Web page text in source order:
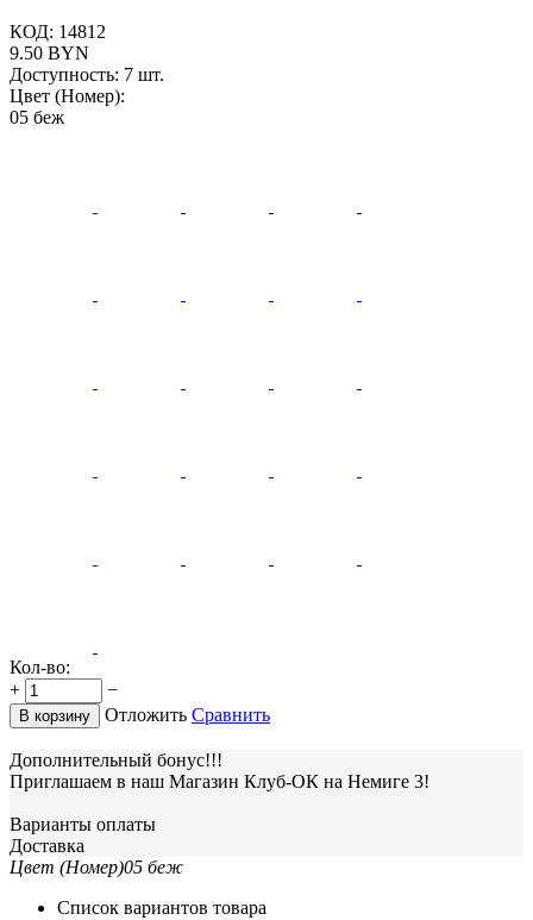
КОД: 14812
9.50 BYN
Доступность: 7 шт.
Цвет (Номер):
05 беж
Кол-во:
+
−
В корзину Отложить Сравнить
Дополнительный бонус!!!
Приглашаем в наш Магазин Клуб-ОК на Немиге 3!
Варианты оплаты
Доставка
Цвет (Номер)05 беж
Список вариантов товара